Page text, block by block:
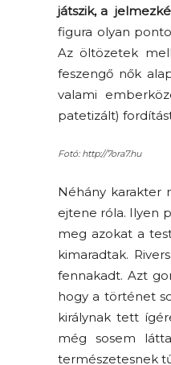
játszik, a
figura olyan
Az öltözetek
feszengő nők
valami
patetizált)
Fotó: http://7ora7.hu
Néhány karakter
ejtene róla. Ilyen
meg azokat a
kimaradtak.
fennakadt. Azt
hogy a történet
királynak tett
még sosem
természetesnek